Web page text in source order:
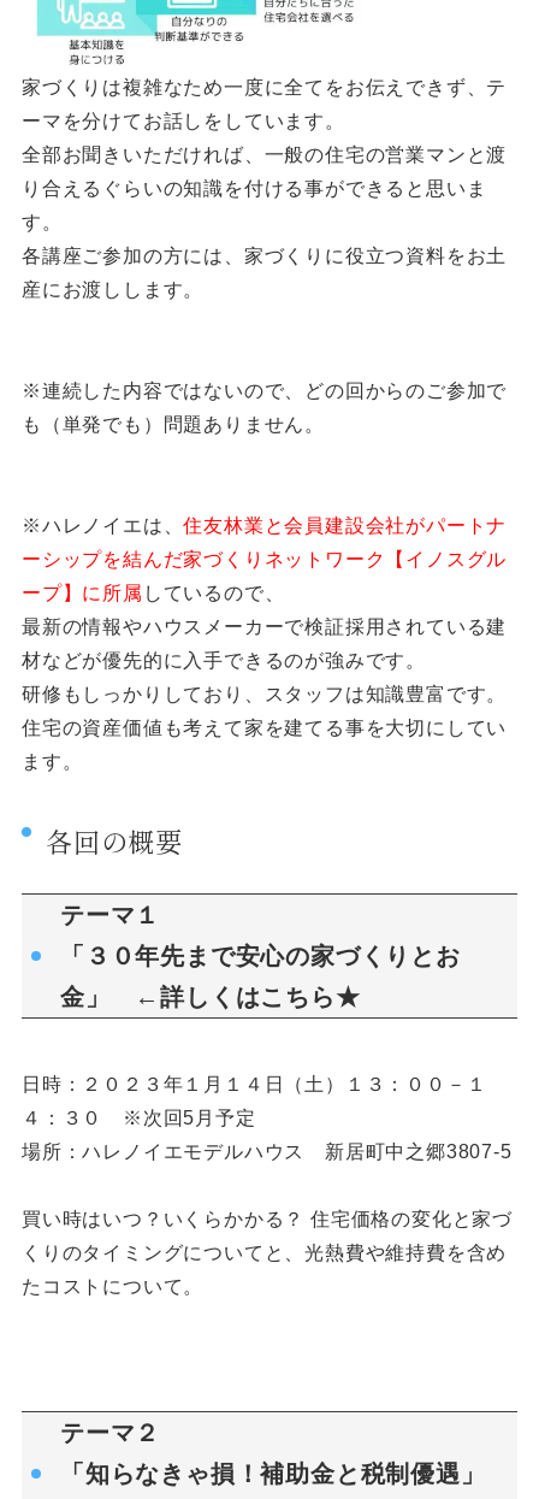
家づくりは複雑なため一度に全てをお伝えできず、テ
ーマを分けてお話しをしています。
全部お聞きいただければ、一般の住宅の営業マンと渡
り合えるぐらいの知識を付ける事ができると思いま
す。
各講座ご参加の方には、家づくりに役立つ資料をお土
産にお渡しします。
※連続した内容ではないので、どの回からのご参加で
も（単発でも）問題ありません。
※ハレノイエは、住友林業と会員建設会社がパートナ
ーシップを結んだ家づくりネットワーク【イノスグル
ープ】に所属 しているので、
最新の情報やハウスメーカーで検証採用されている建
材などが優先的に入手できるのが強みです。
研修もしっかりしており、スタッフは知識豊富です。
住宅の資産価値も考えて家を建てる事を大切にしてい
ます。
各回の概要
テーマ１
「３０年先まで安心の家づくりとお
金」 ←詳しくはこちら★
日時：２０２３年１月１４日（土）１３：００－１
４：３０ ※次回5月予定
場所：ハレノイエモデルハウス 新居町中之郷3807-5
買い時はいつ？いくらかかる？ 住宅価格の変化と家づ
くりのタイミングについてと、光熱費や維持費を含め
たコストについて。
テーマ２
「知らなきゃ損！補助金と税制優遇」